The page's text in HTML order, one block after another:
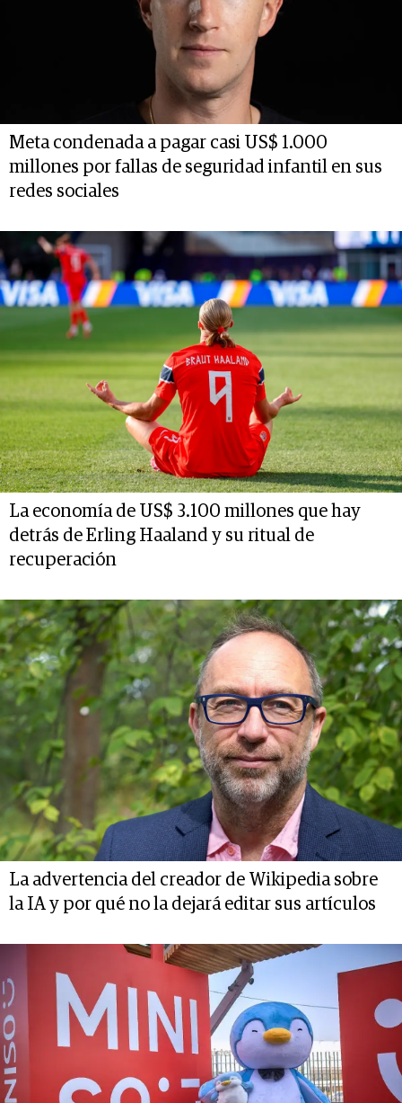
Meta condenada a pagar casi US$ 1.000
millones por fallas de seguridad infantil en sus
redes sociales
La economía de US$ 3.100 millones que hay
detrás de Erling Haaland y su ritual de
recuperación
La advertencia del creador de Wikipedia sobre
la IA y por qué no la dejará editar sus artículos